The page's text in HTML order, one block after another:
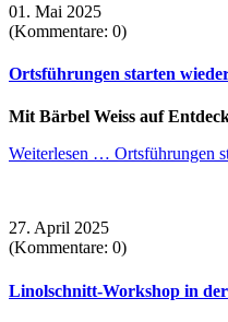
01. Mai 2025
(Kommentare: 0)
Ortsführungen starten
Mit Bärbel Weiss auf
Weiterlesen … Ortsführungen
27. April 2025
(Kommentare: 0)
Linolschnitt-Workshop in